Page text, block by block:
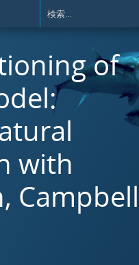
of
with
Campbell